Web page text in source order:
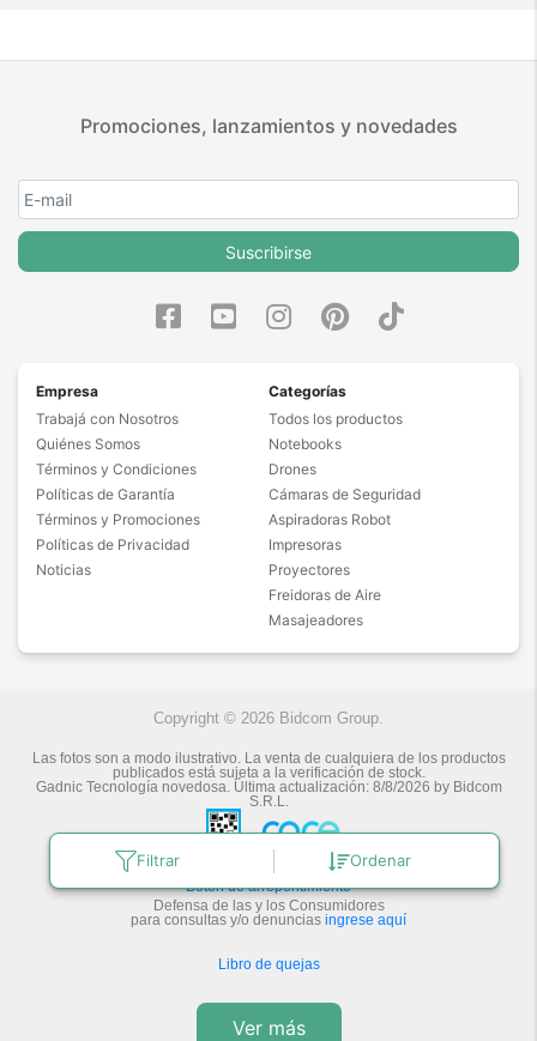
Filtrar Ordenar
Promociones, lanzamientos y novedades
Suscribirse
Empresa
Trabajá con Nosotros
Quiénes Somos
Términos y Condiciones
Políticas de Garantía
Términos y Promociones
Políticas de Privacidad
Noticias
Categorías
Todos los productos
Notebooks
Drones
Cámaras de Seguridad
Aspiradoras Robot
Impresoras
Proyectores
Freidoras de Aire
Masajeadores
Copyright © 2026 Bidcom Group.
Las fotos son a modo ilustrativo. La venta de cualquiera de los productos
publicados está sujeta a la verificación de stock.
Gadnic Tecnología novedosa. Última actualización: 8/8/2026 by Bidcom
S.R.L.
Botón de arrepentimiento
Defensa de las y los Consumidores
para consultas y/o denuncias ingrese aquí
Libro de quejas
Ver más